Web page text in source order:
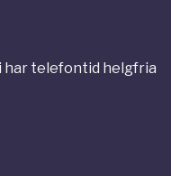
har telefontid helgfria